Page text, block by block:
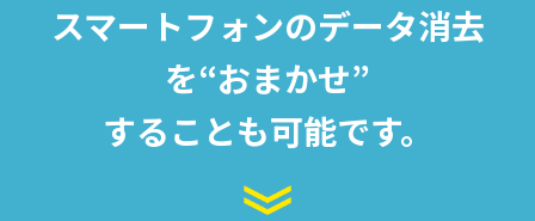
スマートフォンのデータ消去
を“おまかせ”
することも可能です。